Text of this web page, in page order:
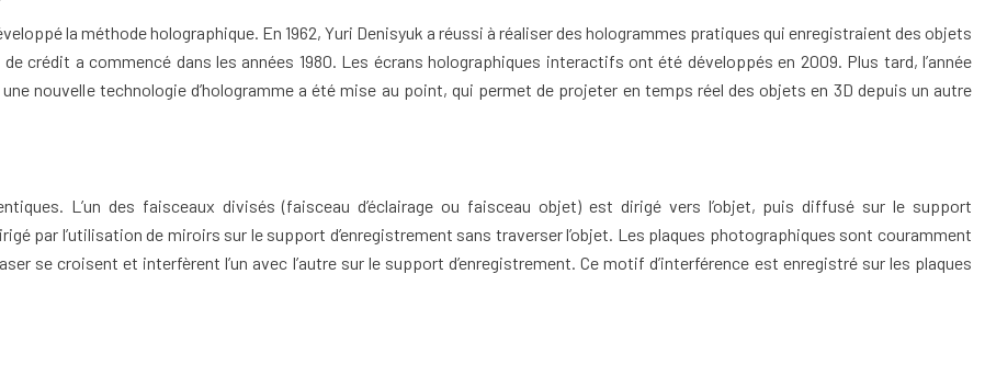
la méthode holographique. En 1962, Yuri Denisyuk a réussi à réaliser des hologrammes pratiques qui enregistraient des objets
crédit a commencé dans les années 1980. Les écrans holographiques interactifs ont été développés en 2009. Plus tard, l’année
nouvelle technologie d’hologramme a été mise au point, qui permet de projeter en temps réel des objets en 3D depuis un autre
L’un des faisceaux divisés (faisceau d’éclairage ou faisceau objet) est dirigé vers l’objet, puis diffusé sur le support
par l’utilisation de miroirs sur le support d’enregistrement sans traverser l’objet. Les plaques photographiques sont couramment
se croisent et interfèrent l’un avec l’autre sur le support d’enregistrement. Ce motif d’interférence est enregistré sur les plaques